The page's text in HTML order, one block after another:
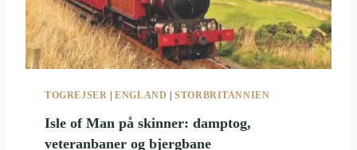
TOGREJSER |ENGLAND |STORBRITANNIEN
Isle of Man på skinner: damptog,
veteranbaner og bjergbane